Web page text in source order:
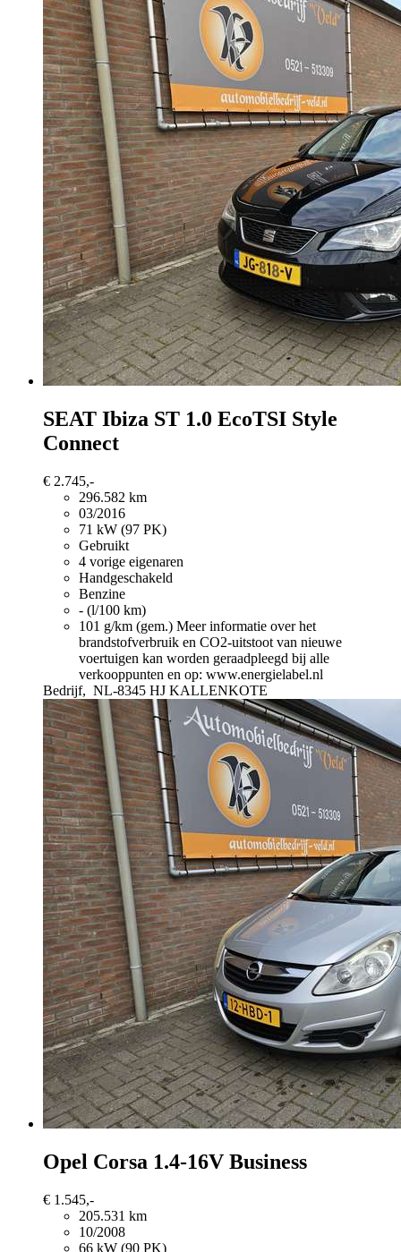
SEAT Ibiza ST 1.0 EcoTSI Style
Connect
€ 2.745,-
296.582 km
03/2016
71 kW (97 PK)
Gebruikt
4 vorige eigenaren
Handgeschakeld
Benzine
- (l/100 km)
101 g/km (gem.) Meer informatie over het
brandstofverbruik en CO2-uitstoot van nieuwe
voertuigen kan worden geraadpleegd bij alle
verkooppunten en op: www.energielabel.nl
Bedrijf, NL-8345 HJ KALLENKOTE
Opel Corsa 1.4-16V Business
€ 1.545,-
205.531 km
10/2008
66 kW (90 PK)